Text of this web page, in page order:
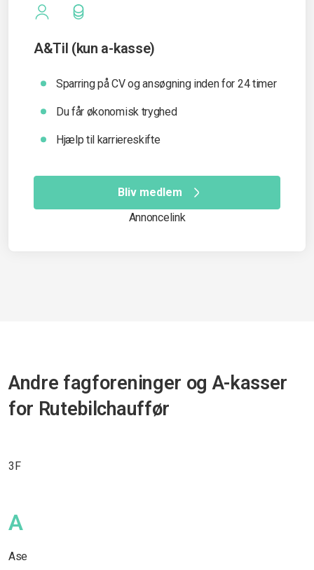
A&Til (kun a-kasse)
Sparring på CV og ansøgning inden for 24 timer
Du får økonomisk tryghed
Hjælp til karriereskifte
Bliv medlem
Annoncelink
Andre fagforeninger og A-kasser
for Rutebilchauffør
3F
A
Ase